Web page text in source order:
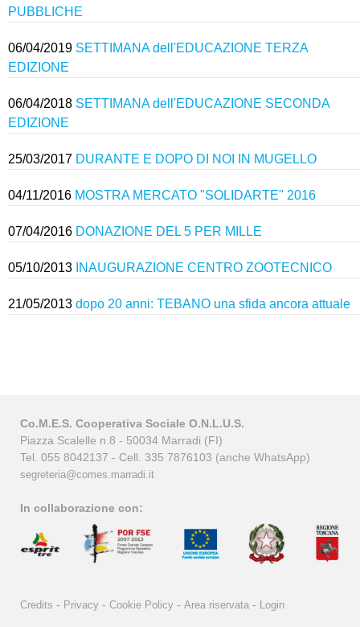
PUBBLICHE
06/04/2019 SETTIMANA dell'EDUCAZIONE TERZA
EDIZIONE
06/04/2018 SETTIMANA dell'EDUCAZIONE SECONDA
EDIZIONE
25/03/2017 DURANTE E DOPO DI NOI IN MUGELLO
04/11/2016 MOSTRA MERCATO "SOLIDARTE" 2016
07/04/2016 DONAZIONE DEL 5 PER MILLE
05/10/2013 INAUGURAZIONE CENTRO ZOOTECNICO
21/05/2013 dopo 20 anni: TEBANO una sfida ancora attuale
Co.M.E.S. Cooperativa Sociale O.N.L.U.S.
Piazza Scalelle n.8 - 50034 Marradi (FI)
Tel. 055 8042137 - Cell. 335 7876103 (anche WhatsApp)
segreteria@comes.marradi.it
In collaborazione con:
Credits - Privacy - Cookie Policy - Area riservata - Login